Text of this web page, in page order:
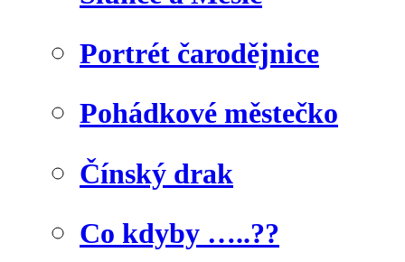
Portrét čarodějnice
Pohádkové městečko
Čínský drak
Co kdyby …..??